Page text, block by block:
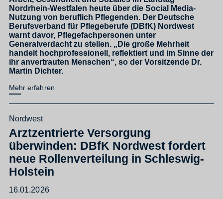
Nordrhein-Westfalen heute über die Social Media-
Nutzung von beruflich Pflegenden. Der Deutsche
Berufsverband für Pflegeberufe (DBfK) Nordwest
warnt davor, Pflegefachpersonen unter
Generalverdacht zu stellen. „Die große Mehrheit
handelt hochprofessionell, reflektiert und im Sinne der
ihr anvertrauten Menschen“, so der Vorsitzende Dr.
Martin Dichter.
Mehr erfahren
Nordwest
Arztzentrierte Versorgung
überwinden: DBfK Nordwest fordert
neue Rollenverteilung in Schleswig-
Holstein
16.01.2026